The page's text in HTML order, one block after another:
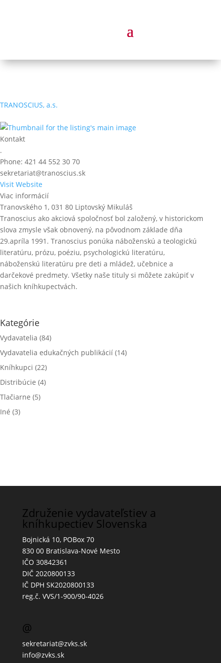
TRANOSCIUS, a.s.
Kontakt
.
Phone: 421 44 552 30 70
sekretariat@tranoscius.sk
Visit Website
Viac informácií
Tranovského 1, 031 80 Liptovský Mikuláš
Tranoscius ako akciová spoločnosť bol založený, v historickom
slova zmysle však obnovený, na pôvodnom základe dňa
29.apríla 1991. Tranoscius ponúka náboženskú a teologickú
literatúru, prózu, poéziu, psychologickú literatúru,
náboženskú literatúru pre deti a mládež, učebnice a
darčekové predmety. Všetky naše tituly si môžete zakúpiť v
našich kníhkupectvách.
Kategórie
Vydavatelia (84)
Vydavatelia edukačných publikácií (14)
Kníhkupci (22)
Distribúcie (4)
Tlačiarne (5)
Iné (3)
Združenie vydavateľstiev a
kníhkupectiev Slovenska
Bojnická 10, POBox 70
830 00 Bratislava-Nové Mesto
IČO 30842361
DIČ 2020800133
IČ DPH SK2020800133
reg.č. VVS/1-900/90-4026
@
sekretariat@zvks.sk
info@zvks.sk